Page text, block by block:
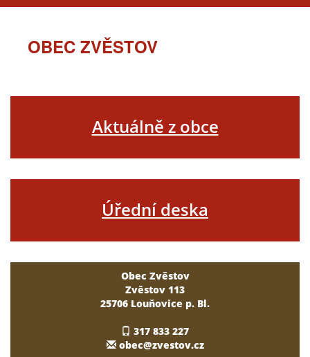
OBEC ZVĚSTOV
Aktuálně z obce
Úřední deska
Obec Zvěstov
Zvěstov 113
25706 Louňovice p. Bl.
317 833 227
obec@zvestov.cz